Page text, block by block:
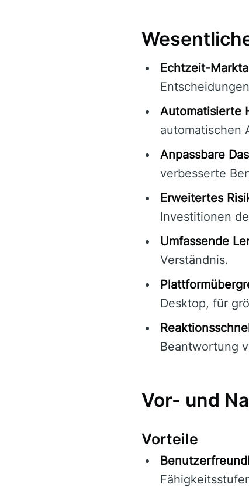
Echtzeit-
Automatisierte
automatischen
Anpassbare
verbesserte
Erweitertes
Investitionen
Umfassende
Verständnis.
Desktop, für
Beantwortung
Vor- und
Vorteile